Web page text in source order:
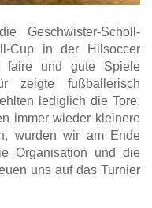
Geschwister-Scholl-
Cup in der Hilsoccer
faire und gute Spiele
zeigte fußballerisch
lediglich die Tore.
immer wieder kleinere
wurden wir am Ende
Organisation und die
uns auf das Turnier